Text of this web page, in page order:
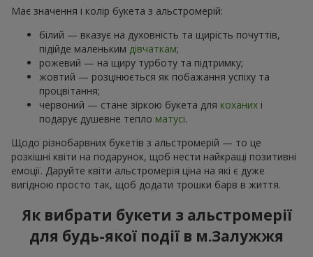
Має значення і колір букета з альстромерій:
білий — вказує на духовність та щирість почуттів,
підійде маленьким дівчаткам;
рожевий — на щиру турботу та підтримку;
жовтий — розцінюється як побажання успіху та
процвітання;
червоний — стане зіркою букета для коханих і
подарує душевне тепло матусі.
Щодо різнобарвних букетів з альстромерій — то це
розкішні квіти на подарунок, щоб нести найкращі позитивні
емоції. Даруйте квіти альстромерія ціна на які є дуже
вигідною просто так, щоб додати трошки барв в життя.
Як вибрати букети з альстромерії
для будь-якої події в м.Залужжя